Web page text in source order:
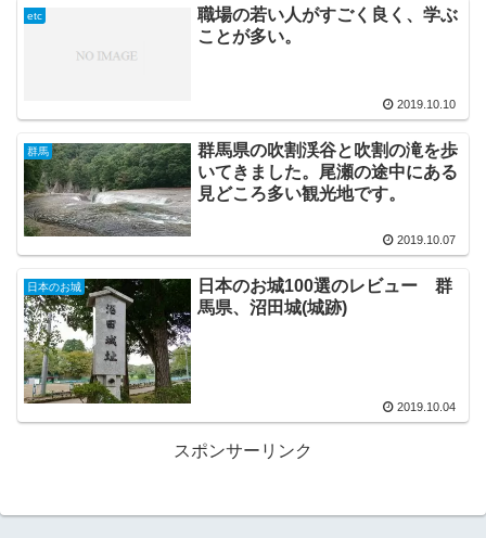
etc
職場の若い人がすごく良く、学ぶ
ことが多い。
2019.10.10
群馬
群馬県の吹割渓谷と吹割の滝を歩
いてきました。尾瀬の途中にある
見どころ多い観光地です。
2019.10.07
日本のお城
日本のお城100選のレビュー 群
馬県、沼田城(城跡)
2019.10.04
スポンサーリンク